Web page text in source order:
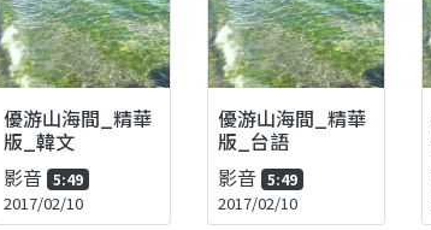
優游山海間_精華
版_韓文
影音 5:49
2017/02/10
優游山海間_精華
版_台語
影音 5:49
2017/02/10